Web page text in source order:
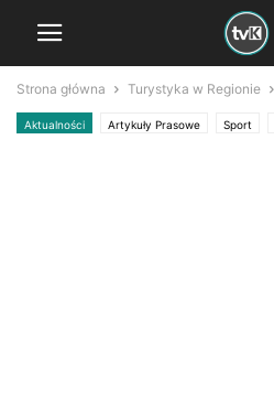
Strona główna Turystyka w Regionie
Aktualności Artykuły Prasowe Sport